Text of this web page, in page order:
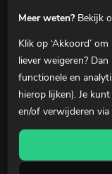
Meer weten? Bekijk
Klik op ‘Akkoord’
liever weigeren?
functionele en
hierop lijken). Je
en/of verwijderen via